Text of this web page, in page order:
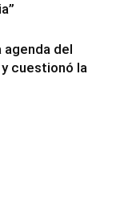
agenda del
cuestionó la